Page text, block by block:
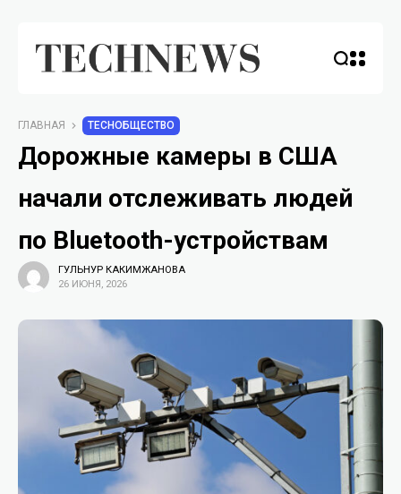
ГЛАВНАЯ TECHОБЩЕСТВО
Дорожные камеры в США
начали отслеживать людей
по Bluetooth-устройствам
ГУЛЬНУР КАКИМЖАНОВА
26 ИЮНЯ, 2026